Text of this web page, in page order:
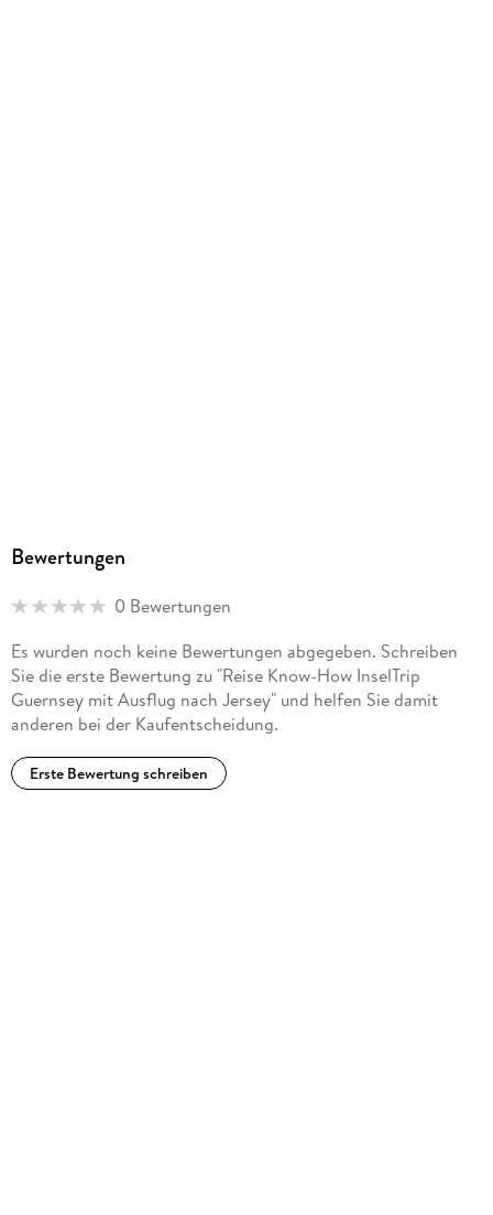
Bewertungen
0 Bewertungen
Es wurden noch keine Bewertungen abgegeben. Schreiben
Sie die erste Bewertung zu "Reise Know-How InselTrip
Guernsey mit Ausflug nach Jersey" und helfen Sie damit
anderen bei der Kaufentscheidung.
Erste Bewertung schreiben